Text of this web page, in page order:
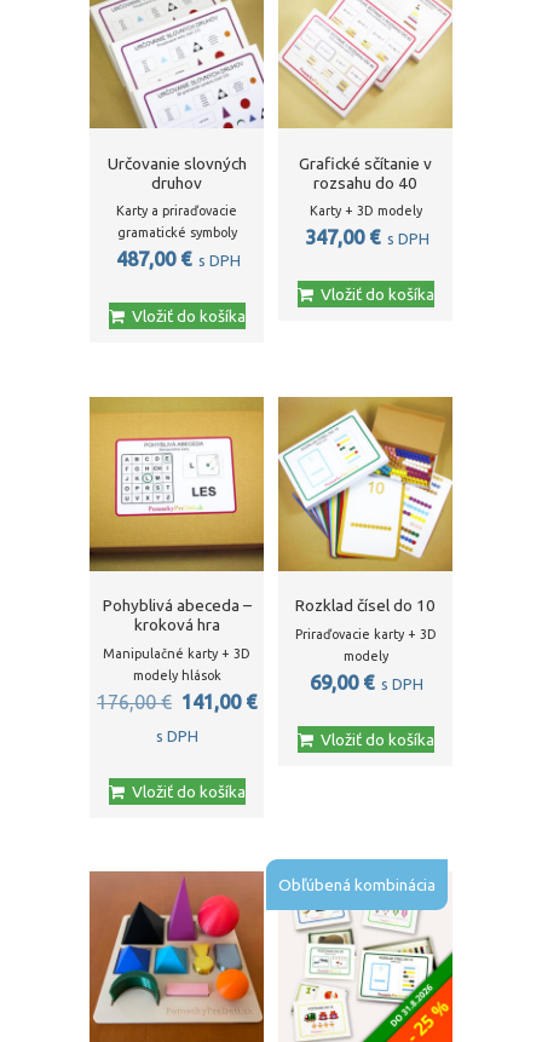
Určovanie slovných
druhov
Karty a priraďovacie
gramatické symboly
487,00 € s DPH
Vložiť do košíka
Grafické sčítanie v
rozsahu do 40
Karty + 3D modely
347,00 € s DPH
Vložiť do košíka
Pohyblivá abeceda –
kroková hra
Manipulačné karty + 3D
modely hlások
176,00€ Pôvodná
cena
176,00 €.
141,00 € Aktuálna
cena
s DPH
Vložiť do košíka
Rozklad čísel do 10
Priraďovacie karty + 3D
modely
69,00 € s DPH
Vložiť do košíka
Obľúbená kombinácia